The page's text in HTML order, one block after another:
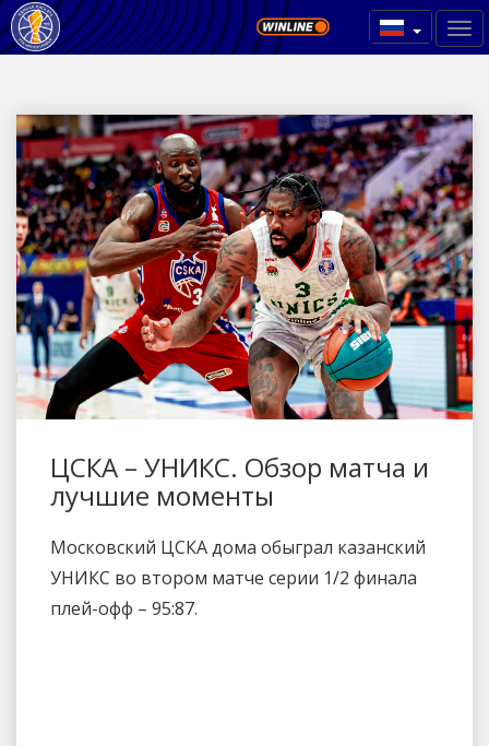
ЦСКА – УНИКС. Обзор матча и
лучшие моменты
Московский ЦСКА дома обыграл казанский
УНИКС во втором матче серии 1/2 финала
плей-офф – 95:87.